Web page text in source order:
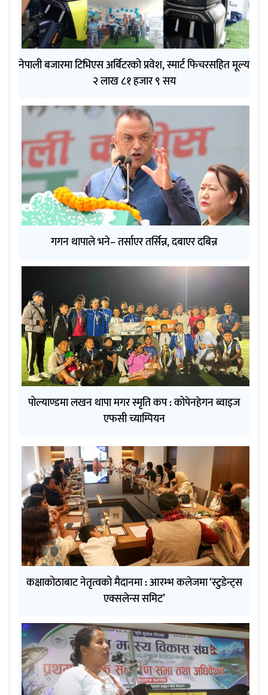
नेपाली बजारमा टिभिएस अर्बिटरको प्रवेश, स्मार्ट फिचरसहित मूल्य
२ लाख ८१ हजार ९ सय
गगन थापाले भने– तर्साएर तर्सिन्न, दबाएर दबिन्न
पोल्याण्डमा लखन थापा मगर स्मृति कप : कोपेनहेगन ब्वाइज
एफसी च्याम्पियन
कक्षाकोठाबाट नेतृत्वको मैदानमा : आरम्भ कलेजमा ‘स्टुडेन्ट्स
एक्सलेन्स समिट’